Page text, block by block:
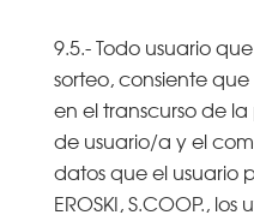
9.5.- Todo usuario
sorteo, consiente que
en el transcurso de
de usuario/a y el
datos que el usuario
EROSKI, S.COOP.,